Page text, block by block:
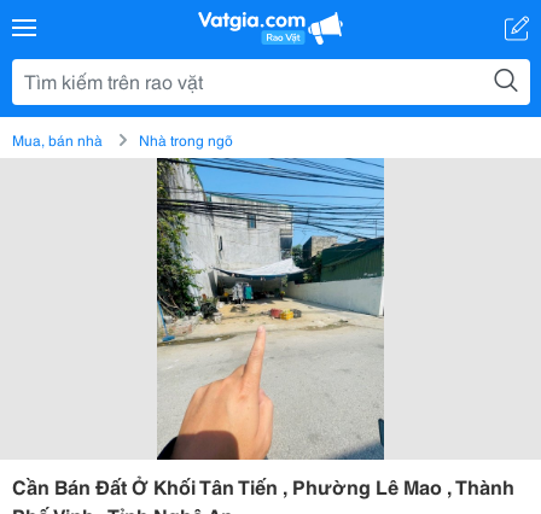
Mua, bán nhà Nhà trong ngõ
Cần Bán Đất Ở Khối Tân Tiến , Phường Lê Mao , Thành